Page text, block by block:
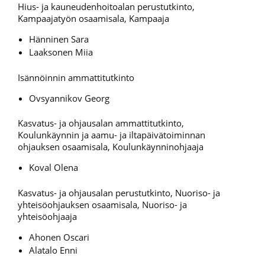
Hius- ja kauneudenhoitoalan perustutkinto,
Kampaajatyön osaamisala, Kampaaja
Hänninen Sara
Laaksonen Miia
Isännöinnin ammattitutkinto
Ovsyannikov Georg
Kasvatus- ja ohjausalan ammattitutkinto,
Koulunkäynnin ja aamu- ja iltapäivätoiminnan
ohjauksen osaamisala, Koulunkäynninohjaaja
Koval Olena
Kasvatus- ja ohjausalan perustutkinto, Nuoriso- ja
yhteisöohjauksen osaamisala, Nuoriso- ja
yhteisöohjaaja
Ahonen Oscari
Alatalo Enni